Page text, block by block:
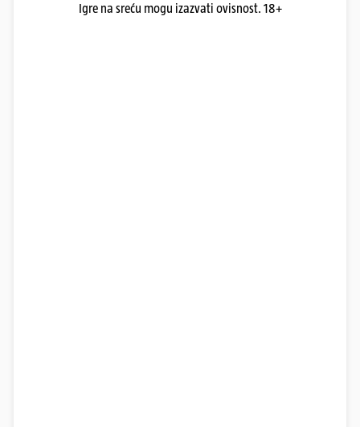
Igre na sreću mogu izazvati ovisnost. 18+